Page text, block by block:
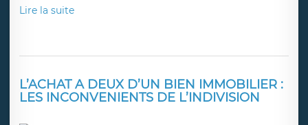
Lire la suite
L’ACHAT A DEUX D’UN BIEN IMMOBILIER :
LES INCONVENIENTS DE L’INDIVISION